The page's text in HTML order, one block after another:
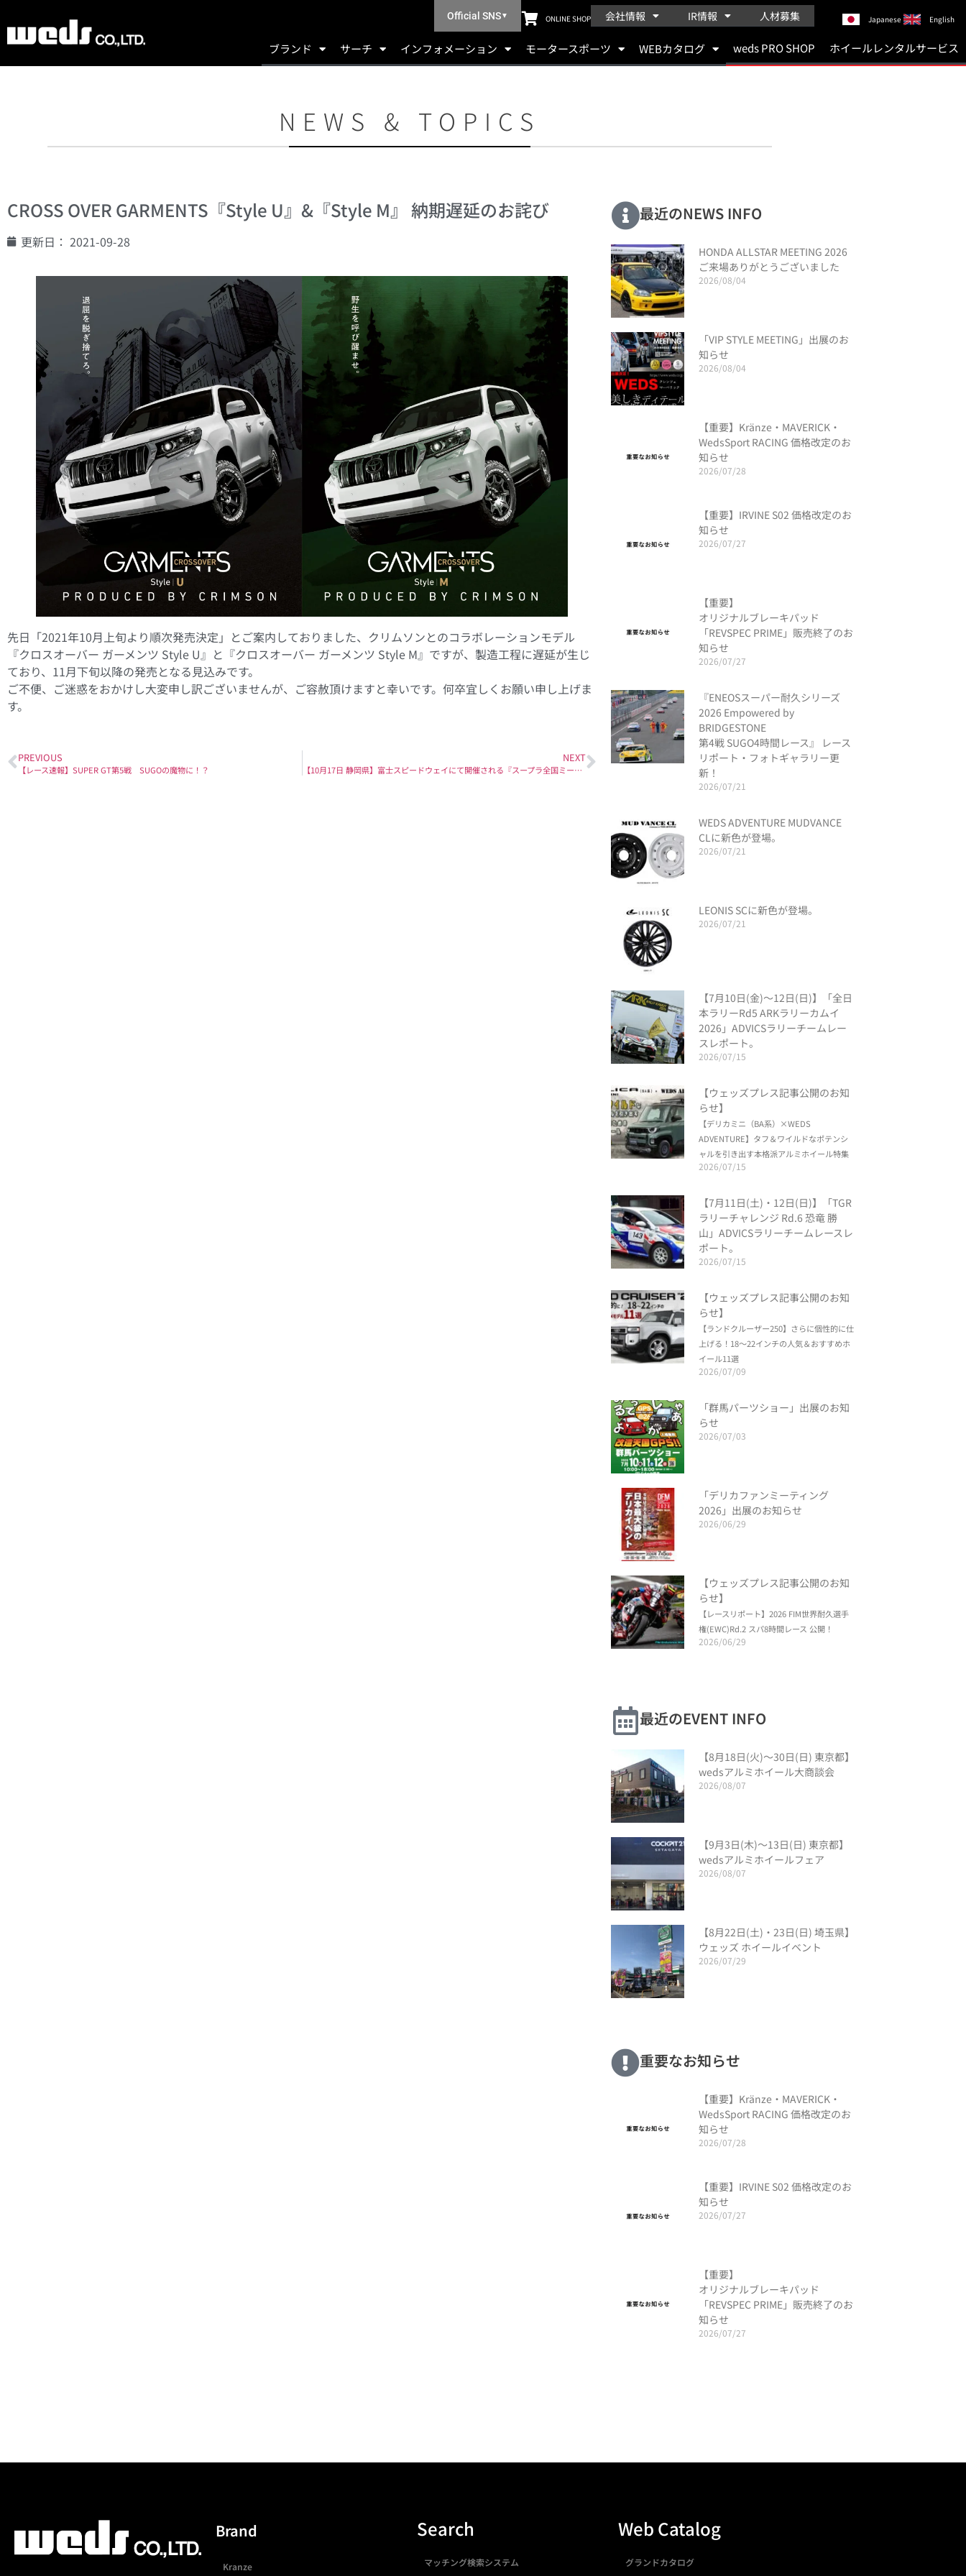
Official SNS▼ ONLINE SHOP 会社情報 IR情報 人材募集 Japanese English
ブランド サーチ インフォメーション モータースポーツ WEBカタログ weds PRO SHOP ホイールレンタルサービス
NEWS & TOPICS
CROSS OVER GARMENTS『Style U』&『Style M』 納期遅延のお詫び
更新日： 2021-09-28
先日「2021年10月上旬より順次発売決定」とご案内しておりました、クリムソンとのコラボレーションモデル
『クロスオーバー ガーメンツ Style U』と『クロスオーバー ガーメンツ Style M』ですが、製造工程に遅延が生じ
ており、11月下旬以降の発売となる見込みです。
ご不便、ご迷惑をおかけし大変申し訳ございませんが、ご容赦頂けますと幸いです。何卒宜しくお願い申し上げま
す。
PREVIOUS
【レース速報】SUPER GT第5戦 SUGOの魔物に！？
NEXT
【10月17日 静岡県】富士スピードウェイにて開催される『スープラ全国ミーティング2021』に出展致します。
最近のNEWS INFO
HONDA ALLSTAR MEETING 2026
ご来場ありがとうございました
2026/08/04
「VIP STYLE MEETING」出展のお
知らせ
2026/08/04
【重要】Kränze・MAVERICK・
WedsSport RACING 価格改定のお
知らせ
2026/07/28
【重要】IRVINE S02 価格改定のお
知らせ
2026/07/27
【重要】
オリジナルブレーキパッド
「REVSPEC PRIME」販売終了のお
知らせ
2026/07/27
『ENEOSスーパー耐久シリーズ
2026 Empowered by
BRIDGESTONE
第4戦 SUGO4時間レース』 レース
リポート・フォトギャラリー更
新！
2026/07/21
WEDS ADVENTURE MUDVANCE
CLに新色が登場。
2026/07/21
LEONIS SCに新色が登場。
2026/07/21
【7月10日(金)〜12日(日)】「全日
本ラリーRd5 ARKラリーカムイ
2026」ADVICSラリーチームレー
スレポート。
2026/07/15
【ウェッズプレス記事公開のお知
らせ】
【デリカミニ（BA系）×WEDS
ADVENTURE】タフ＆ワイルドなポテンシ
ャルを引き出す本格派アルミホイール特集
2026/07/15
【7月11日(土)・12日(日)】「TGR
ラリーチャレンジ Rd.6 恐竜 勝
山」ADVICSラリーチームレースレ
ポート。
2026/07/15
【ウェッズプレス記事公開のお知
らせ】
【ランドクルーザー250】さらに個性的に仕
上げる！18～22インチの人気＆おすすめホ
イール11選
2026/07/09
「群馬パーツショー」出展のお知
らせ
2026/07/03
「デリカファンミーティング
2026」出展のお知らせ
2026/06/29
【ウェッズプレス記事公開のお知
らせ】
【レースリポート】2026 FIM世界耐久選手
権(EWC)Rd.2 スパ8時間レース 公開！
2026/06/29
最近のEVENT INFO
【8月18日(火)〜30日(日) 東京都】
wedsアルミホイール大商談会
2026/08/07
【9月3日(木)〜13日(日) 東京都】
wedsアルミホイールフェア
2026/08/07
【8月22日(土)・23日(日) 埼玉県】
ウェッズ ホイールイベント
2026/07/29
重要なお知らせ
【重要】Kränze・MAVERICK・
WedsSport RACING 価格改定のお
知らせ
2026/07/28
【重要】IRVINE S02 価格改定のお
知らせ
2026/07/27
【重要】
オリジナルブレーキパッド
「REVSPEC PRIME」販売終了のお
知らせ
2026/07/27
Brand
Kranze
Search
マッチング検索システム
Web Catalog
グランドカタログ